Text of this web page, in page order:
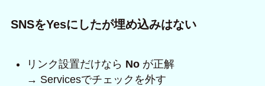
SNSをYesにしたが埋め込みはない
リンク設置だけなら Noが正解
→ Servicesでチェックを外す